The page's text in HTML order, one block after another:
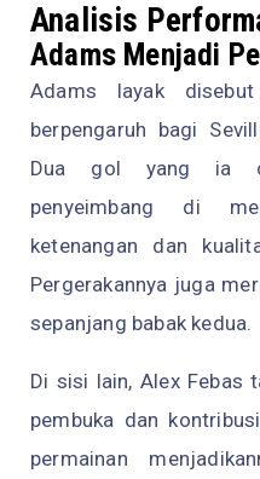
Analisis
Adams Menjadi
Adams layak
berpengaruh bagi
Dua gol yang ia
penyeimbang di
ketenangan dan
Pergerakannya juga
sepanjang babak kedua.
Di sisi lain, Alex Febas
pembuka dan
permainan